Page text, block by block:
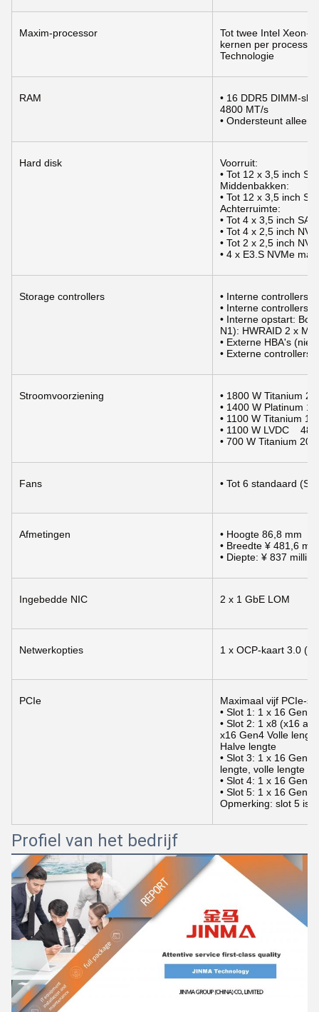
Maxim-processor
Tot twee Intel Xeon-
kernen per
Technologie
RAM
• 16 DDR5 DIMM-
4800 MT/s
• Ondersteunt alleen
Hard disk
Voorruit:
• Tot 12 x 3,5 inch
Middenbakken:
• Tot 12 x 3,5 inch
Achterruimte:
• Tot 4 x 3,5 inch
• Tot 4 x 2,5 inch
• Tot 2 x 2,5 inch
• 4 x E3.S NVMe
Storage controllers
• Interne controllers
• Interne controllers
• Interne opstart:
N1): HWRAID 2 x
• Externe HBA's
• Externe controllers
Stroomvoorziening
• 1800 W Titanium
• 1400 W Platinum
• 1100 W Titanium
• 1100 W LVDC    48
• 700 W Titanium
Fans • Tot 6 standaard
Afmetingen
• Hoogte 86,8 mm
• Breedte ¥ 481,6 mm
• Diepte: ¥ 837
Ingebedde NIC 2 x 1 GbE LOM
Netwerkopties 1 x OCP-kaart 3.0
PCIe
Maximaal vijf PCIe-
• Slot 1: 1 x 16 Gen4
• Slot 2: 1 x8 (x16
x16 Gen4 Volle
Halve lengte
• Slot 3: 1 x 16 Gen4
lengte, volle lengte
• Slot 4: 1 x 16 Gen4
• Slot 5: 1 x 16 Gen4
Opmerking: slot 5 is
Profiel van het bedrijf